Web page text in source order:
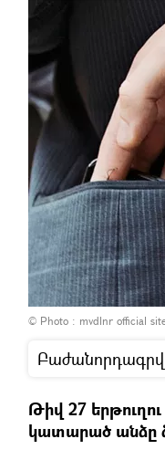
© Photo : mvdlnr official
Թիվ 27
կատարած անձը